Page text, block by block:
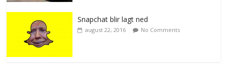
Snapchat blir lagt ned
august 22, 2016 No Comments